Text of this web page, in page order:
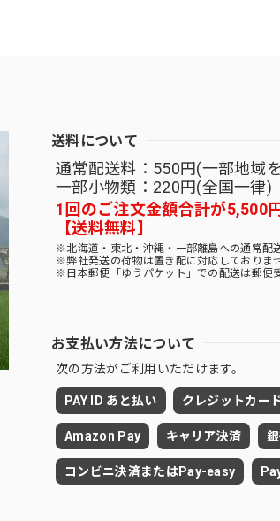
送料について
通常配送料：550円(一部地域
一部小物類：220円(全国一律)
1回のご注文金額合計が5,500
【送料無料】
※北海道・東北・沖縄・一部離島への通常配
※弊社発送の荷物は置き配に対応しておりま
※日本郵便「ゆうパケット」での配送は郵便
お支払い方法について
次の方法がご利用いただけます。
PAY ID あと払い クレジットカー
Amazon Pay キャリア決済
コンビニ決済またはPay-easy